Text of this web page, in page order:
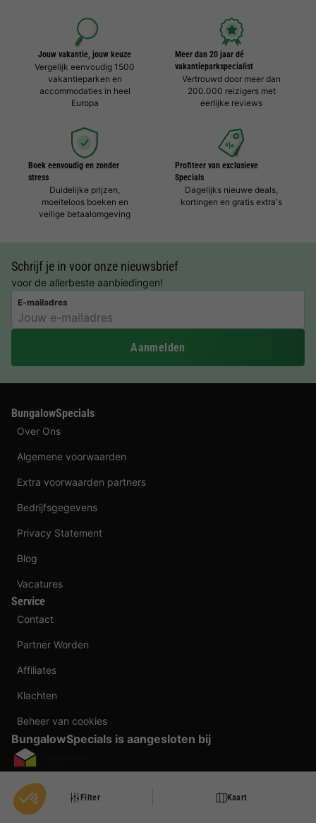
Filter Kaart
Jouw vakantie, jouw keuze
Vergelijk eenvoudig 1500
vakantieparken en
accommodaties in heel
Europa
Meer dan 20 jaar dé
vakantieparkspecialist
Vertrouwd door meer dan
200.000 reizigers met
eerlijke reviews
Boek eenvoudig en zonder
stress
Duidelijke prijzen,
moeiteloos boeken en
veilige betaalomgeving
Profiteer van exclusieve
Specials
Dagelijks nieuwe deals,
kortingen en gratis extra's
Schrijf je in voor onze nieuwsbrief
voor de allerbeste aanbiedingen!
E-mailadres
Aanmelden
BungalowSpecials
Over Ons
Algemene voorwaarden
Extra voorwaarden partners
Bedrijfsgegevens
Privacy Statement
Blog
Vacatures
Service
Contact
Partner Worden
Affiliates
Klachten
Beheer van cookies
BungalowSpecials is aangesloten bij